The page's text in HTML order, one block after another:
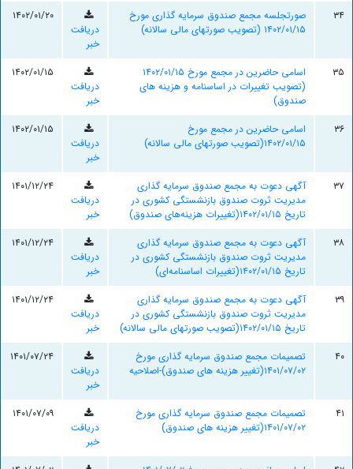
۳۴
صورتجلسه مجمع صندوق سرمایه گذاری مورخ
۱۴۰۲/۰۱/۱۵ (تصویب صورتهای مالی سالانه)
دریافت
خبر
۱۴۰۲/۰۱/۲۰
۳۵
اسامی حاضرین در مجمع مورخ ۱۴۰۲/۰۱/۱۵
(تصویب تغییرات در اساسنامه و هزینه های
صندوق)
دریافت
خبر
۱۴۰۲/۰۱/۱۵
۳۶
اسامی حاضرین در مجمع مورخ
۱۴۰۲/۰۱/۱۵(تصویب صورتهای مالی سالانه)
دریافت
خبر
۱۴۰۲/۰۱/۱۵
۳۷
آگهی دعوت به مجمع صندوق سرمایه گذاری
مدیریت ثروت صندوق بازنشستگی کشوری در
تاریخ ۱۴۰۲/۰۱/۱۵(تغییرات هزینه‌های صندوق)
دریافت
خبر
۱۴۰۱/۱۲/۲۴
۳۸
آگهی دعوت به مجمع صندوق سرمایه گذاری
مدیریت ثروت صندوق بازنشستگی کشوری در
تاریخ ۱۴۰۲/۰۱/۱۵(تغییرات اساسنامه‌ای)
دریافت
خبر
۱۴۰۱/۱۲/۲۴
۳۹
آگهی دعوت به مجمع صندوق سرمایه گذاری
مدیریت ثروت صندوق بازنشستگی کشوری در
تاریخ ۱۴۰۲/۰۱/۱۵(تصویب صورتهای مالی سالانه)
دریافت
خبر
۱۴۰۱/۱۲/۲۴
۴۰
تصمیمات مجمع صندوق سرمایه گذاری مورخ
۱۴۰۱/۰۷/۰۲(تغییر هزینه های صندوق)-اصلاحیه
دریافت
خبر
۱۴۰۱/۰۷/۲۴
۴۱
تصمیمات مجمع صندوق سرمایه گذاری مورخ
۱۴۰۱/۰۷/۰۲(تغییر هزینه های صندوق)
دریافت
خبر
۱۴۰۱/۰۷/۰۹